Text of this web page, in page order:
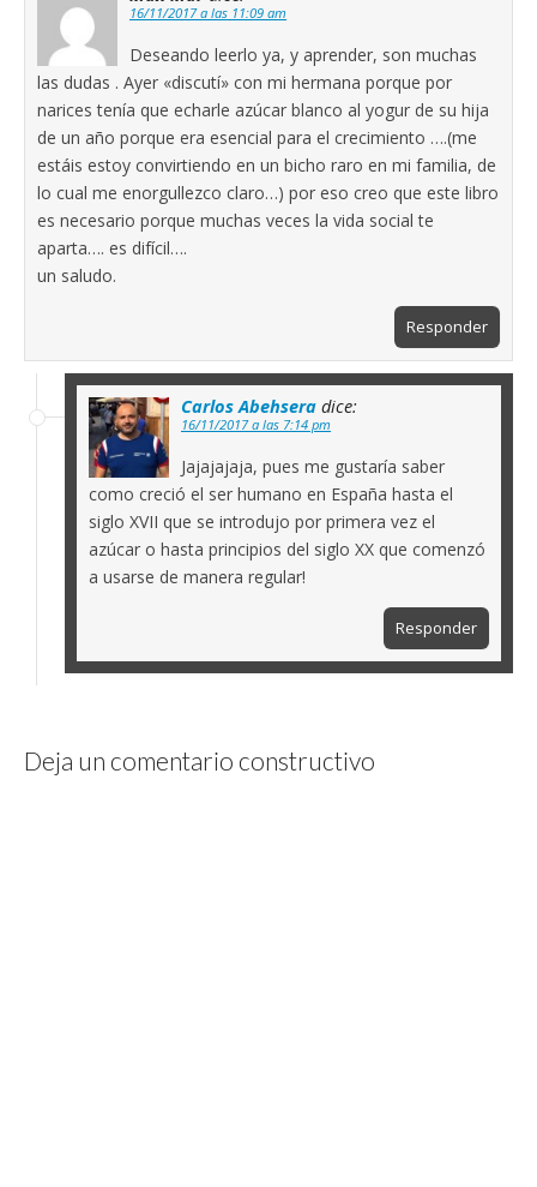
16/11/2017 a las 11:09 am
Deseando leerlo ya, y aprender, son muchas
las dudas . Ayer «discutí» con mi hermana porque por
narices tenía que echarle azúcar blanco al yogur de su hija
de un año porque era esencial para el crecimiento ….(me
estáis estoy convirtiendo en un bicho raro en mi familia, de
lo cual me enorgullezco claro…) por eso creo que este libro
es necesario porque muchas veces la vida social te
aparta…. es difícil….
un saludo.
Responder
Carlos Abehsera dice:
16/11/2017 a las 7:14 pm
Jajajajaja, pues me gustaría saber
como creció el ser humano en España hasta el
siglo XVII que se introdujo por primera vez el
azúcar o hasta principios del siglo XX que comenzó
a usarse de manera regular!
Responder
Deja un comentario constructivo